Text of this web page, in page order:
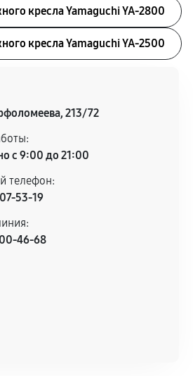
кресла Yamaguchi YA-2800
кресла Yamaguchi YA-2500
213/72
с 9:00 до 21:00
телефон:
53-19
46-68